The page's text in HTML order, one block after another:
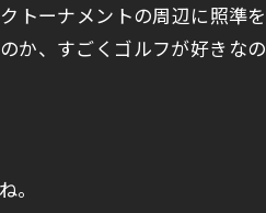
トーナメントの周辺に照準
か、すごくゴルフが好きなの
。